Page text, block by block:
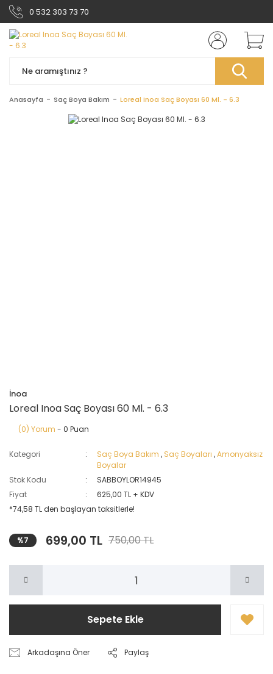
0 532 303 73 70
Anasayfa Saç Boya Bakım Loreal Inoa Saç Boyası 60 Ml. - 6.3
İnoa
Loreal Inoa Saç Boyası 60 Ml. - 6.3
(0) Yorum - 0 Puan
Kategori Saç Boya Bakım , Saç Boyaları ,Amonyaksız
Boyalar
Stok Kodu
SABBOYLOR14945
Fiyat
625,00 TL + KDV
*74,58 TL den başlayan taksitlerle!
%7 699,00 TL 750,00 TL
Sepete Ekle
Arkadaşına Öner Paylaş